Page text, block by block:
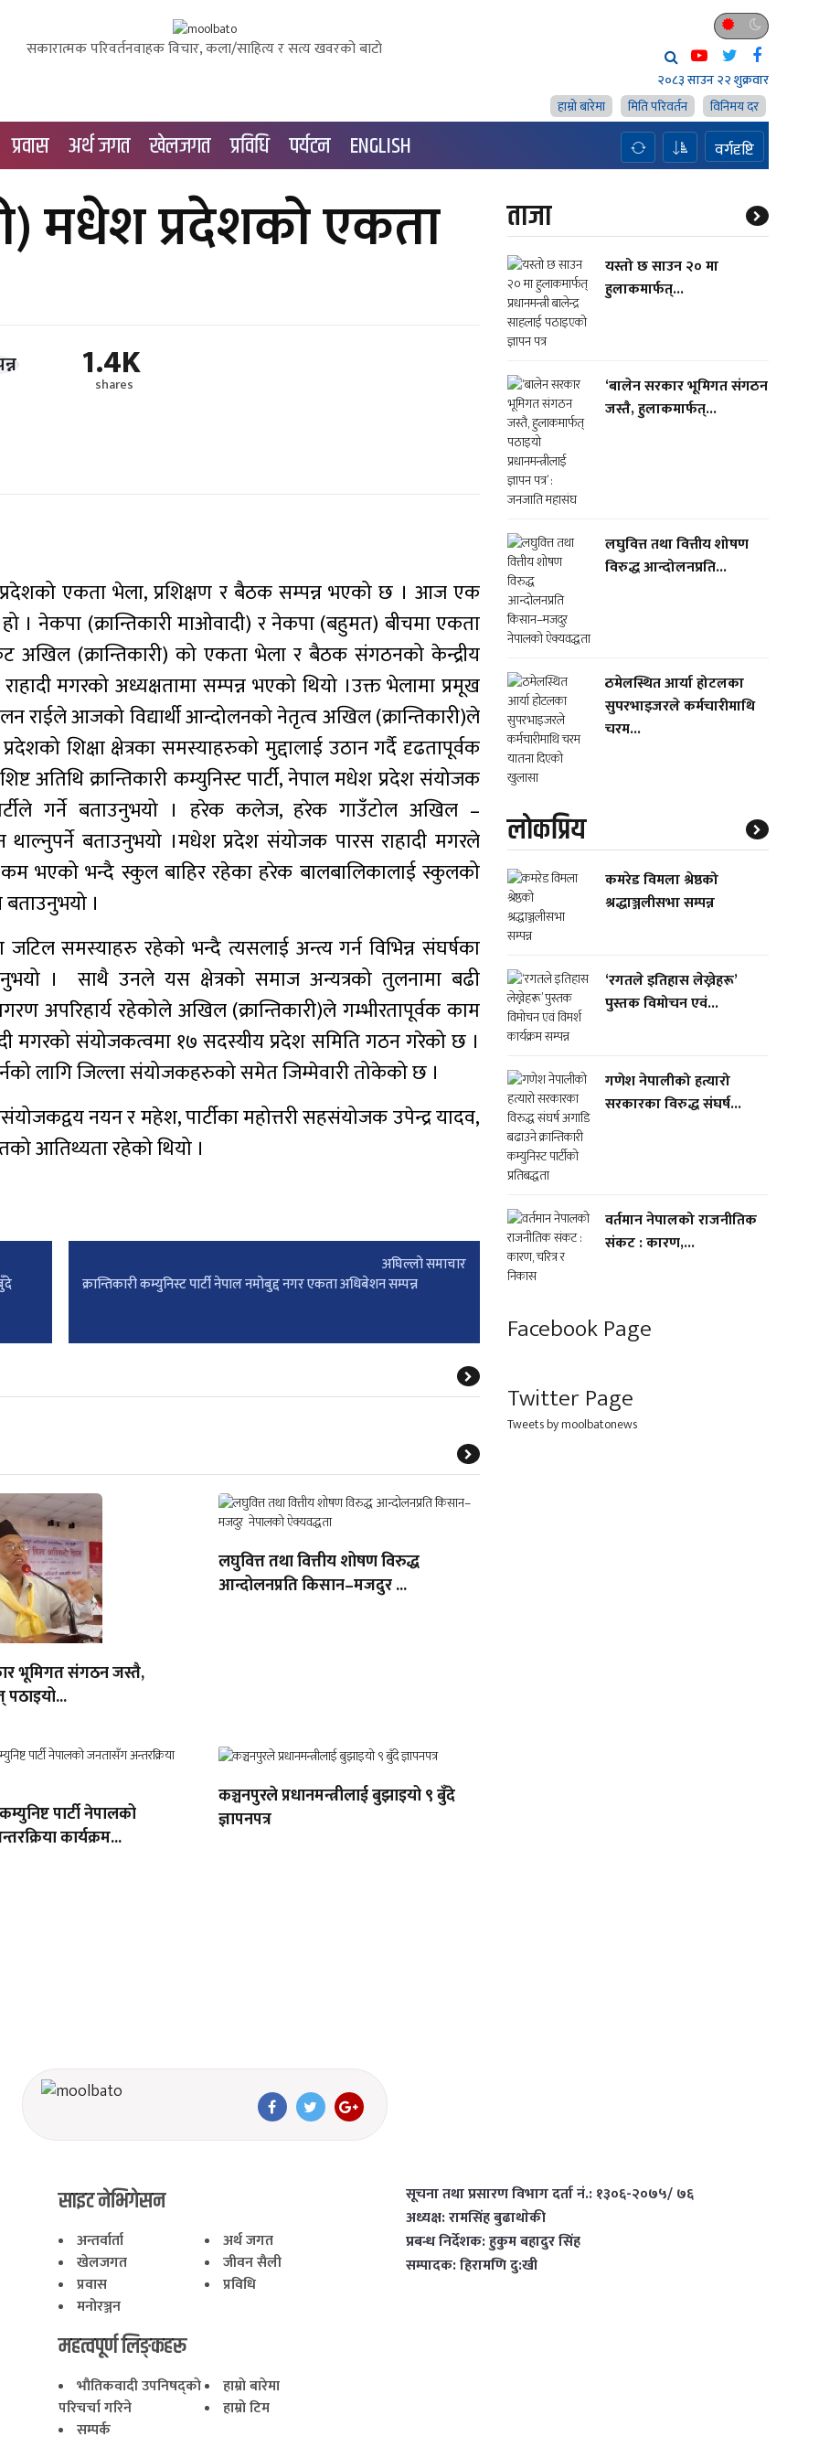
सकारात्मक परिवर्तनवाहक विचार, कला/साहित्य र सत्य खवरको बाटाे
२०८३ साउन २२ शुक्रवार
हाम्राे बारेमा
मिति परिवर्तन विनिमय दर
प्रवास अर्थ जगत खेलजगत प्रविधि पर्यटन ENGLISH वर्गदृष्टि
मधेश प्रदेशको एकता
1.4K
shares
एकता भेला, प्रशिक्षण र बैठक सम्पन्न भएको छ । आज एक
। नेकपा (क्रान्तिकारी माओवादी) र नेकपा (बहुमत) बीचमा एकता
अखिल (क्रान्तिकारी) को एकता भेला र बैठक संगठनको केन्द्रीय
मगरको अध्यक्षतामा सम्पन्न भएको थियो ।उक्त भेलामा प्रमूख
राईले आजको विद्यार्थी आन्दोलनको नेतृत्व अखिल (क्रान्तिकारी)ले
शिक्षा क्षेत्रका समस्याहरुको मुद्दालाई उठान गर्दै दृढतापूर्वक
अतिथि क्रान्तिकारी कम्युनिस्ट पार्टी, नेपाल मधेश प्रदेश संयोजक
पार्टीले गर्ने बताउनुभयो । हरेक कलेज, हरेक गाउँटोल अखिल –
बताउनुभयो ।मधेश प्रदेश संयोजक पारस राहादी मगरले
भएको भन्दै स्कुल बाहिर रहेका हरेक बालबालिकालाई स्कुलको
।
जटिल समस्याहरु रहेको भन्दै त्यसलाई अन्त्य गर्न विभिन्न संघर्षका
। साथै उनले यस क्षेत्रको समाज अन्यत्रको तुलनामा बढी
अपरिहार्य रहेकोले अखिल (क्रान्तिकारी)ले गम्भीरतापूर्वक काम
मगरको संयोजकत्वमा १७ सदस्यीय प्रदेश समिति गठन गरेको छ ।
लागि जिल्ला संयोजकहरुको समेत जिम्मेवारी तोकेको छ ।
नयन र महेश, पार्टीका महोत्तरी सहसंयोजक उपेन्द्र यादव,
आतिथ्यता रहेको थियो ।
अघिल्लाे समाचार
क्रान्तिकारी कम्युनिस्ट पार्टी नेपाल नमोबुद्द नगर एकता अधिबेशन सम्पन्न
भूमिगत संगठन जस्तै,
पठाइयो...
लघुवित्त तथा वित्तीय शोषण विरुद्ध
आन्दोलनप्रति किसान–मजदुर ...
पार्टी नेपालको
कार्यक्रम...
कञ्चनपुरले प्रधानमन्त्रीलाई बुझाइयो ९ बुँदे
ज्ञापनपत्र
ताजा
यस्तो छ साउन २० मा
हुलाकमार्फत्...
‘बालेन सरकार भूमिगत संगठन
जस्तै, हुलाकमार्फत्...
लघुवित्त तथा वित्तीय शोषण
विरुद्ध आन्दोलनप्रति...
ठमेलस्थित आर्या होटलका
सुपरभाइजरले कर्मचारीमाथि
चरम...
लाेकप्रिय
कमरेड विमला श्रेष्ठको
श्रद्धाञ्जलीसभा सम्पन्न
‘रगतले इतिहास लेख्नेहरू’
पुस्तक विमोचन एवं...
गणेश नेपालीको हत्यारो
सरकारका विरुद्ध संघर्ष...
वर्तमान नेपालको राजनीतिक
संकट : कारण,...
Facebook Page
Twitter Page
Tweets by moolbatonews
साइट नेभिगेसन
अन्तर्वार्ता
अर्थ जगत
खेलजगत
जीवन सैली
प्रवास
प्रविधि
मनोरञ्जन
महत्वपूर्ण लिङ्कहरू
भाैतिकवादी उपनिषद्काे
परिचर्चा गरिने
हाम्राे बारेमा
हाम्राे टिम
सम्पर्क
सूचना तथा प्रसारण विभाग दर्ता नं.: १३०६-२०७५/ ७६
अध्यक्ष: रामसिंह बुढाथाेकी
प्रबन्ध निर्देशक: हुकुम बहादुर सिंह
सम्पादक: हिरामणि दु:खी